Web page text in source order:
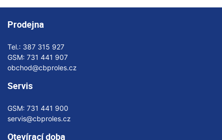
Prodejna
Tel.: 387 315 927
GSM: 731 441 907
obchod@cbproles.cz
Servis
GSM: 731 441 900
servis@cbproles.cz
Otevírací doba